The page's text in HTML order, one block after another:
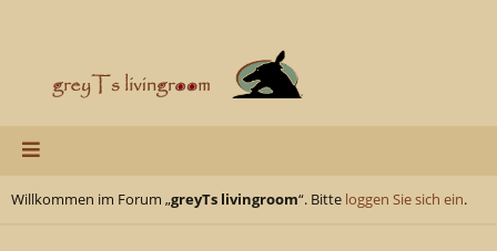
Willkommen im Forum „greyTs livingroom“. Bitte loggen Sie sich ein.